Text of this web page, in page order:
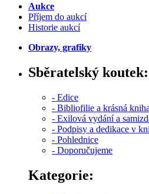
Aukce
Příjem do aukcí
Historie aukcí
Obrazy, grafiky
Sběratelský koutek:
- Edice
- Bibliofilie a krásná kniha
- Exilová vydání a
- Podpisy a dedikace v
- Pohlednice
- Doporučujeme
Kategorie: